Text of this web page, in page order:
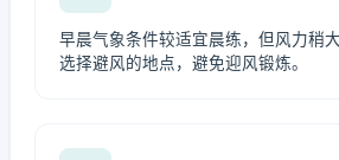
早晨气象条件较适宜晨练，但风力稍
选择避风的地点，避免迎风锻炼。